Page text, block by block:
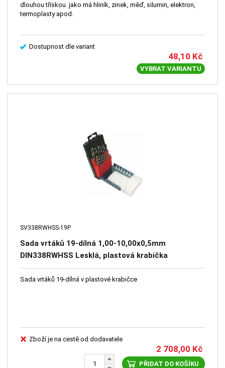
dlouhou třískou. jako má hliník, zinek, měď, silumin, elektron,
termoplasty apod.
Dostupnost dle variant
48,10 Kč
VYBRAT VARIANTU
SV338RWHSS-19P
Sada vrtáků 19-dílná 1,00-10,00x0,5mm
DIN338RWHSS Lesklá, plastová krabička
Sada vrtáků 19-dílná v plastové krabičce
Zboží je na cestě od dodavatele
2 708,00 Kč
PŘIDAT DO KOŠÍKU